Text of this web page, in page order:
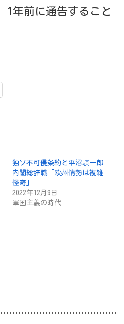
1年前に通告すること
独ソ不可侵条約と平沼騏一郎
内閣総辞職「欧州情勢は複雑
怪奇」
2022年12月9日
軍国主義の時代